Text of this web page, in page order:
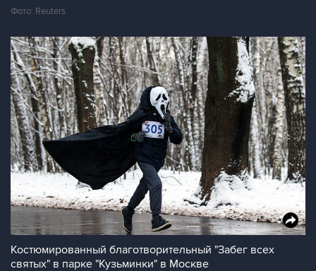
Фото: Reuters
Костюмированный благотворительный "Забег всех
святых" в парке "Кузьминки" в Москве